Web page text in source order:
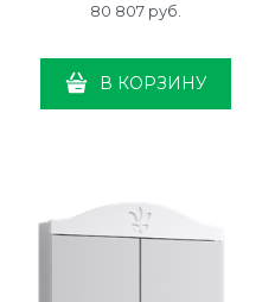
80 807 руб.
В КОРЗИНУ